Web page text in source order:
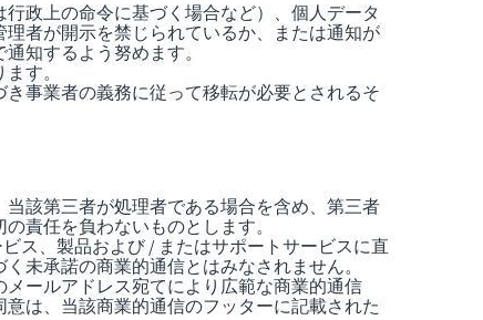
政上の命令に基づく場合など）、個人データ
者が開示を禁じられているか、または通知が
知するよう努めます。
す。
事業者の義務に従って移転が必要とされるそ
該第三者が処理者である場合を含め、第三者
責任を負わないものとします。
ス、製品および / またはサポートサービスに直
未承諾の商業的通信とはみなされません。
メールアドレス宛てにより広範な商業的通信
は、当該商業的通信のフッターに記載された